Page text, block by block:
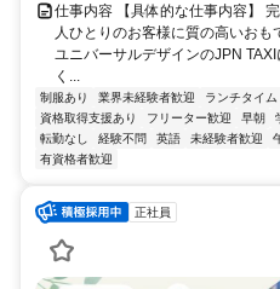
仕事内容 【具体的な仕事内容】
人ひとりのお客様に質の高いおも
ユニバーサルデザインのJPN
く...
制服あり 業界未経験者歓迎 ランチタイム
資格取得支援あり
フリーター歓迎 早朝
転勤なし
経験不問 英語 未経験者歓迎
有資格者歓迎
正社員